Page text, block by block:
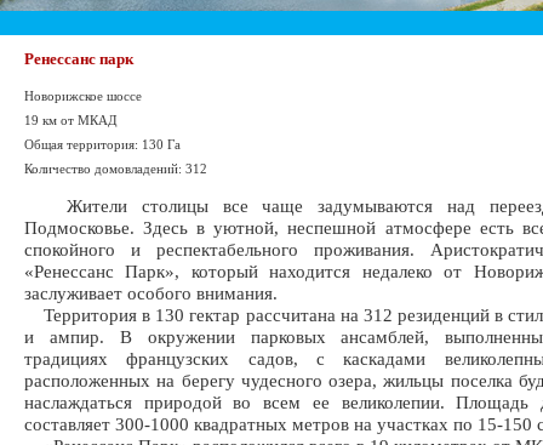
Ренессанс парк
Новорижское шоссе
19 км от МКАД
Общая территория: 130 Га
Количество домовладений: 312
Жители столицы все чаще задумываются над
Подмосковье. Здесь в уютной, неспешной атмосфере есть
спокойного и респектабельного проживания.
«Ренессанс Парк», который находится недалеко от
заслуживает особого внимания.
Территория в 130 гектар рассчитана на 312 резиденций в
и ампир. В окружении парковых ансамблей,
традициях французских садов, с каскадами
расположенных на берегу чудесного озера, жильцы поселка
наслаждаться природой во всем ее великолепии. Площадь
составляет 300-1000 квадратных метров на участках по 15-150